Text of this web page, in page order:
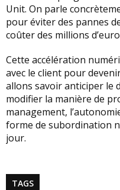
Unit. On parle
pour éviter des pannes
coûter des millions
Cette accélération
avec le client pour
allons savoir anticiper le
modifier la manière de
management,
forme de subordination
jour.
TAGS